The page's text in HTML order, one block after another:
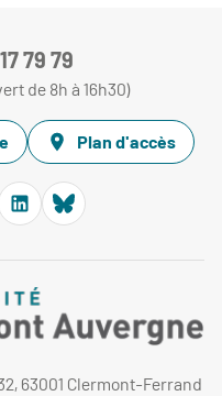
79 79
de 8h à 16h30)
Plan d'accès
63001 Clermont-Ferrand